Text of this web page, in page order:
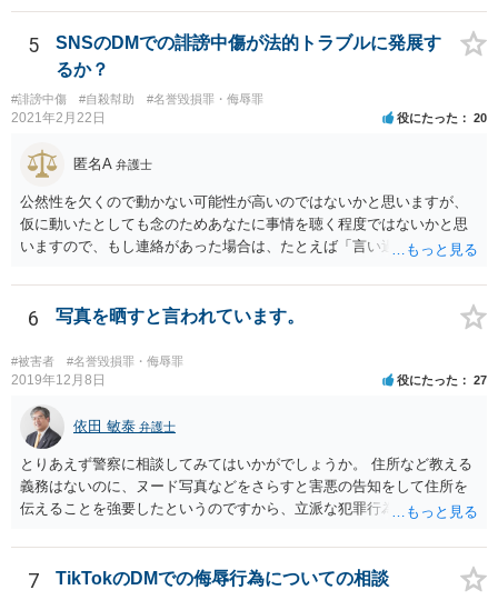
評価を低下させたとは言えないでしょうから、侮辱罪にはならないと
思います。
5
SNSのDMでの誹謗中傷が法的トラブルに発展す
るか？
#誹謗中傷 #自殺幇助 #名誉毀損罪・侮辱罪
2021年2月22日 役にたった 20
匿名A 弁護士
公然性を欠くので動かない可能性が高いのではないかと思いますが、
仮に動いたとしても念のためあなたに事情を聴く程度ではないかと思
いますので、もし連絡があった場合は、たとえば「言い過ぎた部分が
ジでのやりとりなので、公然性がないことが明らかなので、名誉毀損
や侮辱には当たらないと考えているが、相手は何らかの理由で公然性
てきたのか尋ねることが考えられます。
6 写真を晒すと言われています。
#被害者 #名誉毀損罪・侮辱罪
2019年12月8日 役にたった 27
依田 敏泰 弁護士
とりあえず警察に相談してみてはいかがでしょうか。 住所など教える
義務はないのに、ヌード写真などをさらすと害悪の告知をして住所を
伝えることを強要したというのですから、立派な犯罪行為です。
7 TikTokのDMでの侮辱行為についての相談